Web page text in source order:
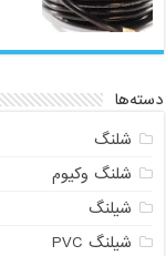
دسته‌ها
شلنگ
شلنگ وکیوم
شیلنگ
شیلنگ PVC